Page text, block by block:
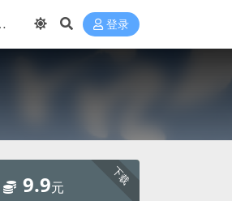
登录
下载
9.9元